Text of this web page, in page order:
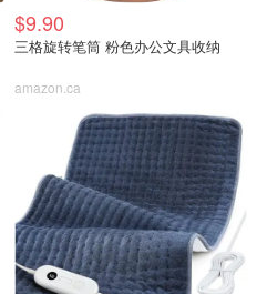
$9.90
三格旋转笔筒 粉色办公文具收纳
amazon.ca